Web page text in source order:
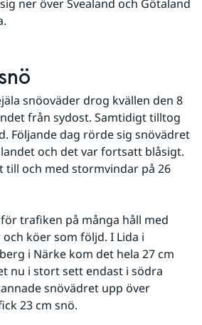
ner över Svealand och Götaland
snöoväder drog kvällen den 8
från sydost. Samtidigt tilltog
Följande dag rörde sig snövädret
och det var fortsatt blåsigt.
till och med stormvindar på 26
köer som följd. I Lida i
i Närke kom det hela 27 cm
nu i stort sett endast i södra
snövädret upp över
23 cm snö.